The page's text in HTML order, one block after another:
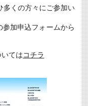
くの方々にご参加い
加申込フォームから
てはコチラ